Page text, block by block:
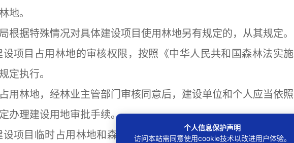
地。
据特殊情况对具体建设项目使用林地另有规定的，从其规定。
目占用林地的审核权限，按照《中华人民共和国森林法实施
定执行。
林地，经林业主管部门审核同意后，建设单位和个人应当依照
办理建设用地审批手续。
目临时占用林地和森林经营单位在所经营的林地范围内修筑
个人信息保护声明
访问本站需同意使用cookie技术以改进用户体验。